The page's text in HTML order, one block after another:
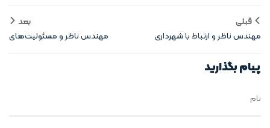
قبلی
مهندس ناظر و ارتباط با شهرداری
بعد
مهندس ناظر و مسئولیت‌های
حقوقی در پروژه
پیام بگذارید
نام